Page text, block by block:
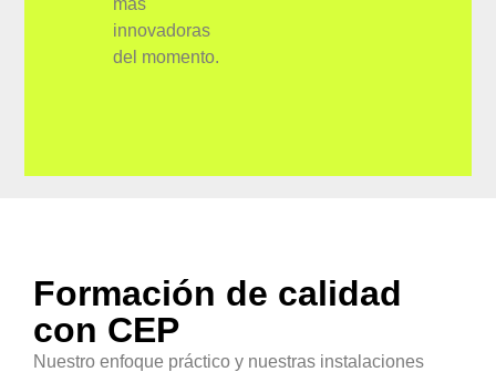
más
innovadoras
del momento.
Formación de calidad
con CEP
Nuestro enfoque práctico y nuestras instalaciones